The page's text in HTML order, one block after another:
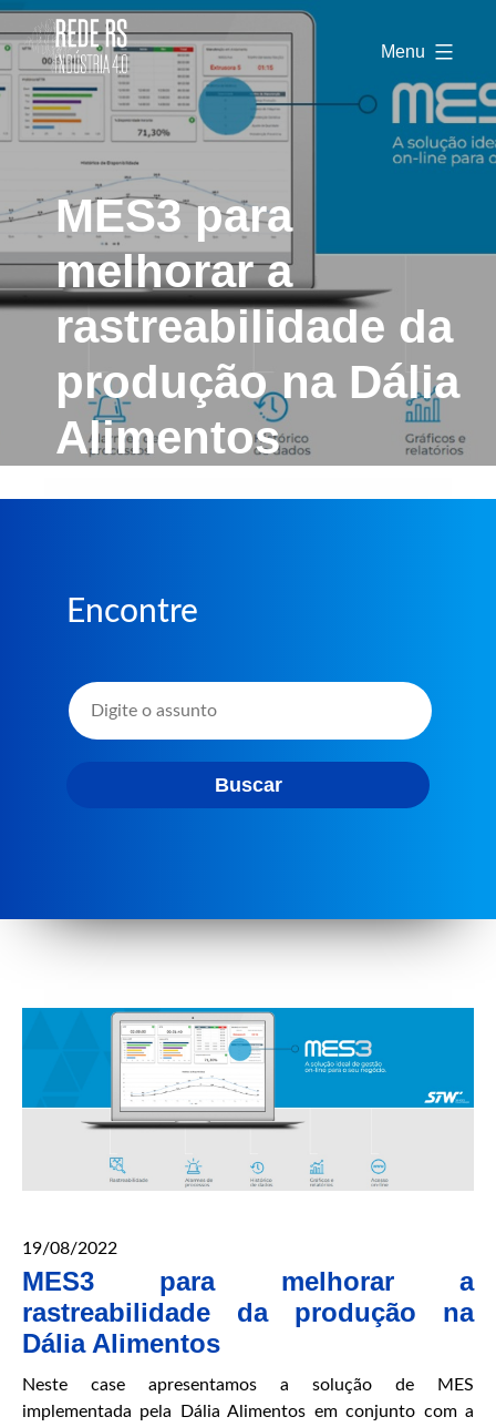
Rede
RS
Indústria
4.0
Menu
MES3 para
melhorar a
rastreabilidade da
produção na Dália
Alimentos
Encontre
Buscar
19/08/2022
MES3 para melhorar a
rastreabilidade da produção na
Dália Alimentos
Neste case apresentamos a solução de MES
implementada pela Dália Alimentos em conjunto com a